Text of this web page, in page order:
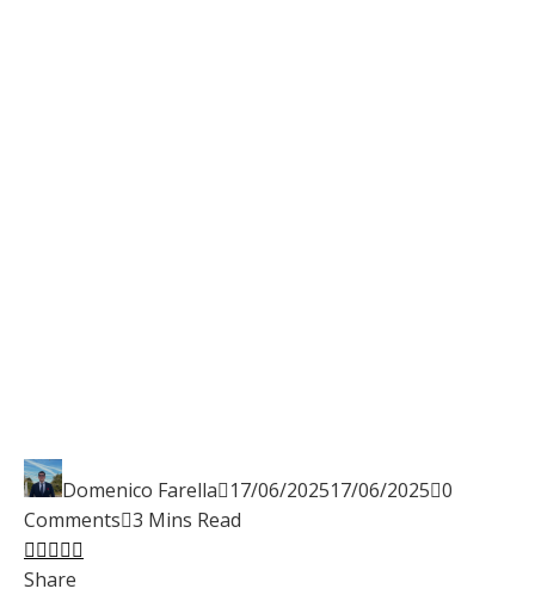
Domenico Farella 17/06/202517/06/2025 0
Comments 3 Mins Read
Facebook
Twitter
LinkedIn
Pinterest
Stumbleupon
Share